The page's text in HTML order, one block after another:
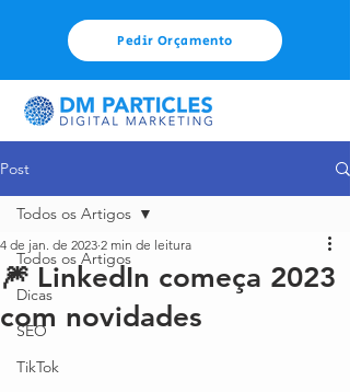
Pedir Orçamento
Post
Todos os Artigos
Dicas
SEO
TikTok
Todos os Artigos
🎆 LinkedIn começa 2023
com novidades
4 de jan. de 2023 2 min de leitura